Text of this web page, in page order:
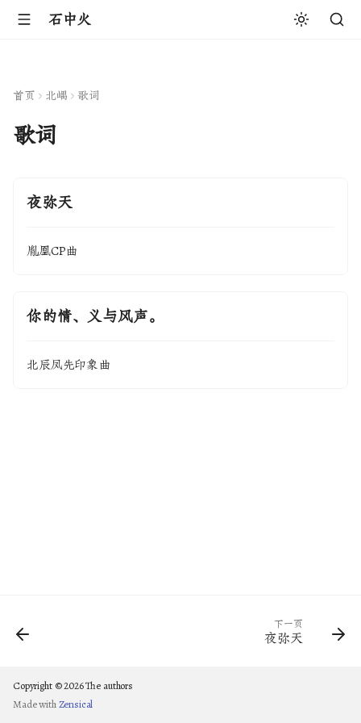
石中火
首页 北嵎 歌词
歌词
夜弥天
胤凰CP曲
你的情、义与风声。
北辰凤先印象曲
下一页
夜弥天
Copyright © 2026 The authors
Made with Zensical